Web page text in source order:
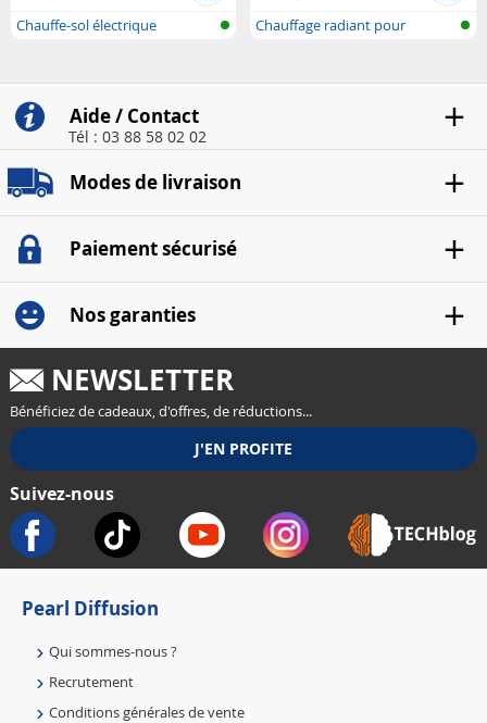
Chauffe-sol électrique
Chauffage radiant pour
Aide / Contact
Tél : 03 88 58 02 02
Modes de livraison
Paiement sécurisé
Nos garanties
NEWSLETTER
Bénéficiez de cadeaux, d'offres, de réductions...
Suivez-nous
Pearl Diffusion
Qui sommes-nous ?
Recrutement
Conditions générales de vente